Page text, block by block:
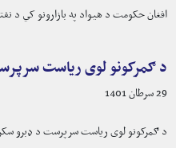
افغان حکومت د هیواد په بازارونو کي د نفتي توکو د
د ګمرکونو لوی ریاست
29 سرطان 1401
د ګمرکونو لوی ریاست سرپرست د ډبرو